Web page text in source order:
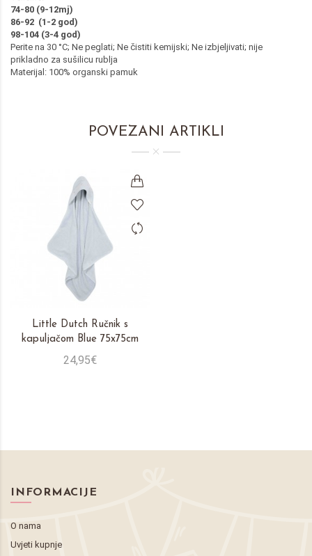
74-80 (9-12mj)
86-92 (1-2 god)
98-104 (3-4 god)
Perite na 30 °C; Ne peglati; Ne čistiti kemijski; Ne izbjeljivati; nije
prikladno za sušilicu rublja
Materijal: 100% organski pamuk
POVEZANI ARTIKLI
Little Dutch Ručnik s
kapuljačom Blue 75x75cm
24,95€
INFORMACIJE
O nama
Uvjeti kupnje